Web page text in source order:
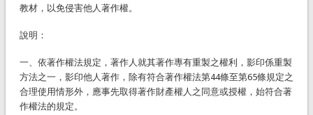
教材，以免侵害他人著作權。
說明：
一、依著作權法規定，著作人就其著作專有重製之權利，影印係重製
方法之一，影印他人著作，除有符合著作權法第44條至第65條規定之
合理使用情形外，應事先取得著作財產權人之同意或授權，始符合著
作權法的規定。